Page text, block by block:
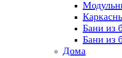
Бани из
Бани из
Дома